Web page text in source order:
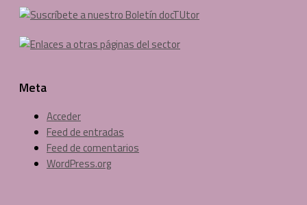
Meta
Acceder
Feed de entradas
Feed de comentarios
WordPress.org